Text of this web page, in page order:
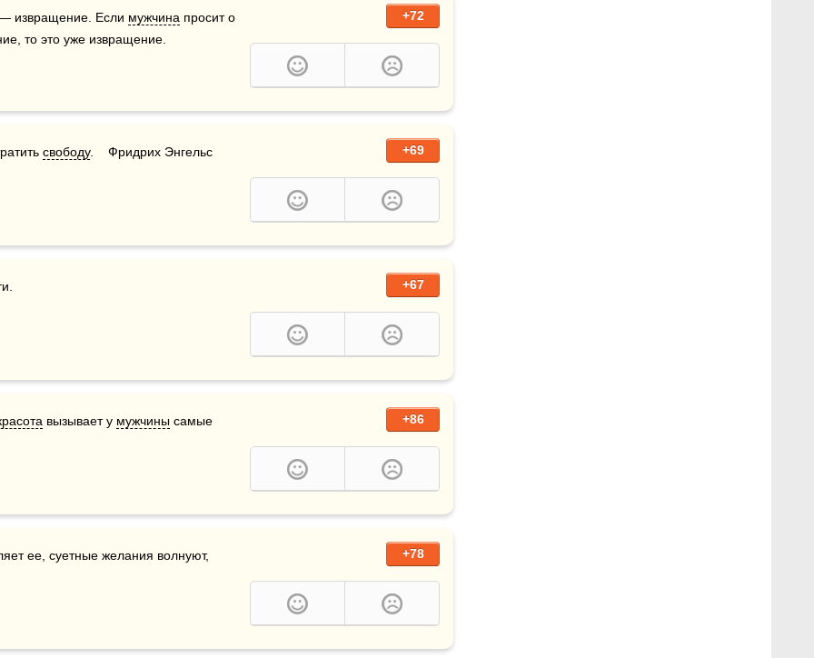
+72
извращение. Если мужчина просит о
то это уже извращение.
+69
свободу.    Фридрих Энгельс
+67
+86
вызывает у мужчины самые
+78
ее, суетные желания волнуют,